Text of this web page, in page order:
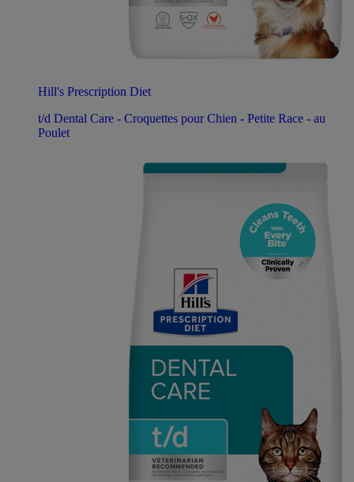
Hill's Prescription Diet
t/d Dental Care - Croquettes pour Chien - Petite Race - au
Poulet